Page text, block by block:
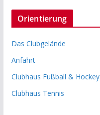
Orientierung
Das Clubgelände
Anfahrt
Clubhaus Fußball & Hockey
Clubhaus Tennis